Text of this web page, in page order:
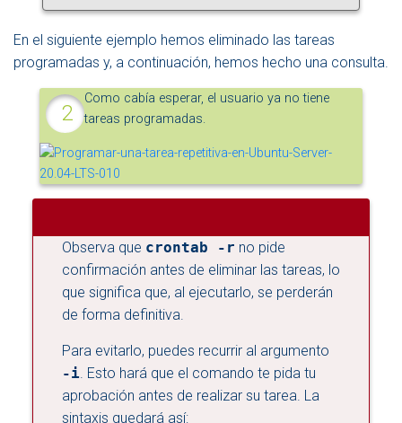
En el siguiente ejemplo hemos eliminado las tareas
programadas y, a continuación, hemos hecho una consulta.
Como cabía esperar, el usuario ya no tiene
tareas programadas.
Observa que crontab -r no pide
confirmación antes de eliminar las tareas, lo
que significa que, al ejecutarlo, se perderán
de forma definitiva.
Para evitarlo, puedes recurrir al argumento
-i. Esto hará que el comando te pida tu
aprobación antes de realizar su tarea. La
sintaxis quedará así: